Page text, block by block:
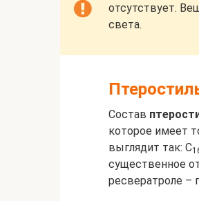
отсутствует.
света.
Состав
которое имеет
выглядит так: C
существенное
ресвератроле –